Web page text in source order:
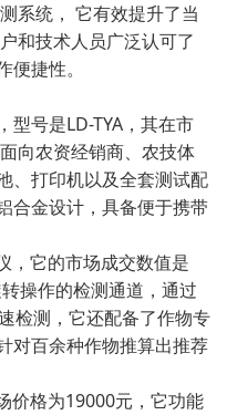
系统， 它有效提升了当
和技术人员广泛认可了
捷性。
型号是LD-TYA，其在市
向农资经销商、农技体
、打印机以及全套测试配
合金设计，具备便于携带
，它的市场成交数值是
操作的检测通道，通过
检测，它还配备了作物专
对百余种作物推算出推荐
价格为19000元，它功能